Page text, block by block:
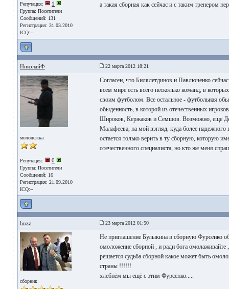
Репутация: 1
Группа: Посетители
Сообщений: 131
Регистрация: 31.03.2010
ICQ:--
а такая сборная как сейчас и с таким тренером
НиколайФ 22 марта 2012 18:21
молодежка
Репутация: 0
Группа: Посетители
Сообщений: 16
Регистрация: 21.09.2010
ICQ:--
Cогласен, что Билялетдинов и Павлюченко
всем мире есть всего несколько команд, в
своим футболом. Все остальное - футбольная
обыденность, в которой из отечественных
Широков, Кержаков и Семшов. Возможно, еще
Малафеева, на мой взгляд, куда более
остается только верить в ту сборную, которую
отечественного специалиста, но кто же меня
buzz 23 марта 2012 01:50
сборник
Не приглашение Булыкина в сборную Фурсенко
омоложение сборной , и ради бога
решается судьба сборной какое может быть
страны !!!!!!
хлебнём мы ещё с этим Фурсенко.....